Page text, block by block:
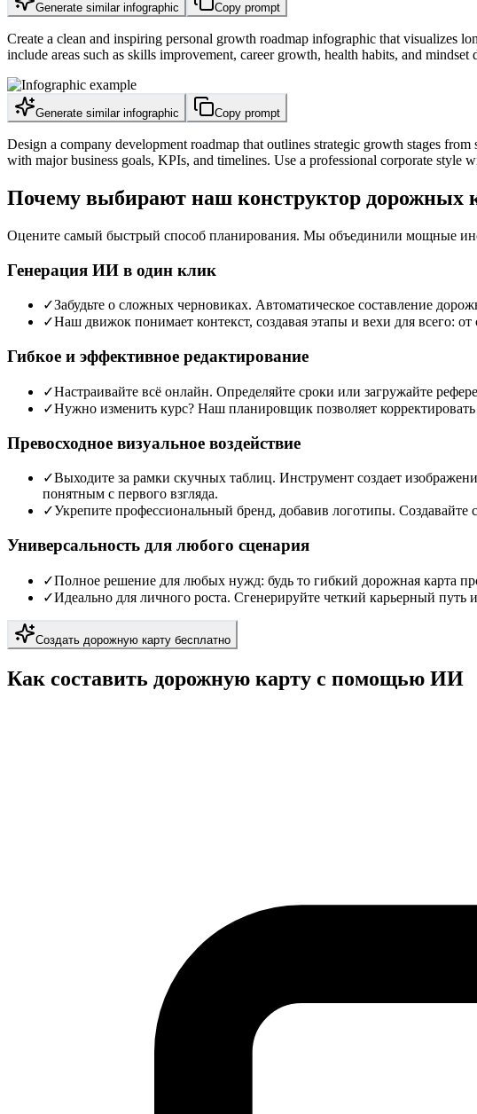
Generate similar infographic Copy prompt
Create a clean and inspiring personal growth roadmap infographic that visualizes
include areas such as skills improvement, career growth, health habits, and
Generate similar infographic Copy prompt
Design a company development roadmap that outlines strategic growth stages
with major business goals, KPIs, and timelines. Use a professional corporate style
Почему выбирают наш конструктор дорожных
Оцените самый быстрый способ планирования. Мы объединили мощные
Генерация ИИ в один клик
✓Забудьте о сложных черновиках. Автоматическое составление
✓Наш движок понимает контекст, создавая этапы и вехи для всего:
Гибкое и эффективное редактирование
✓Настраивайте всё онлайн. Определяйте сроки или загружайте
✓Нужно изменить курс? Наш планировщик позволяет
Превосходное визуальное воздействие
✓Выходите за рамки скучных таблиц. Инструмент создает
понятным с первого взгляда.
✓Укрепите профессиональный бренд, добавив логотипы.
Универсальность для любого сценария
✓Полное решение для любых нужд: будь то гибкий дорожная карта
✓Идеально для личного роста. Сгенерируйте четкий карьерный
Создать дорожную карту бесплатно
Как составить дорожную карту с помощью ИИ